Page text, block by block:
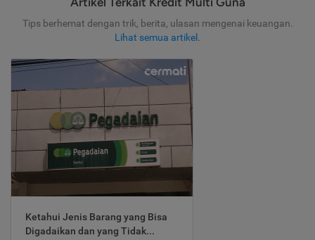
Tips berhemat dengan trik, berita, ulasan mengenai keuangan.
Lihat semua artikel .
Ketahui Jenis Barang yang Bisa
Digadaikan dan yang Tidak...